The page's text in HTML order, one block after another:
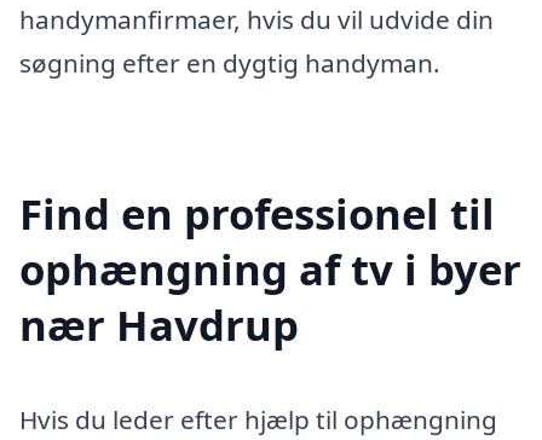
handymanfirmaer, hvis du vil udvide din
søgning efter en dygtig handyman.
Find en professionel til
ophængning af tv i byer
nær Havdrup
Hvis du leder efter hjælp til ophængning